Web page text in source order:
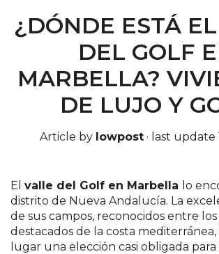
¿DÓNDE ESTÁ
DEL GOLF
MARBELLA?
DE LUJO Y
Article by lowpost · last update
El valle del Golf en Marbella lo
distrito de Nueva Andalucía. La
de sus campos, reconocidos entre los
destacados de la costa
lugar una elección casi obligada